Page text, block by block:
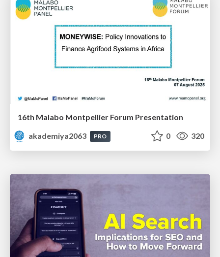
16th Malabo Montpellier Forum Presentation
akademiya2063
PRO 0 320